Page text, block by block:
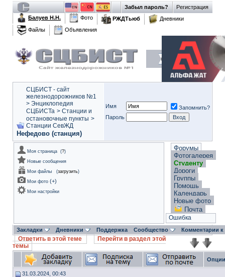
Регистрация
Забыл пароль?
Балуев Н.Н.
Фото РЖДТьюб
Дневники
Файлы
Объявления
СЦБИСТ - сайт
железнодорожников №1
> Энциклопедия
СЦБИСТа > Станции и
остановочные пункты >
Станции СевЖД
Нефедово (станция)
Имя
Запомнить?
Пароль
Моя страница (?)
Новые сообщения
Мои файлы
(загрузить)
Мои фото (+)
Мои настройки
Форумы
Фотогалерея
Студенту
Дороги
Группы
Помощь
Календарь
Новые фото
Почта
Ошибка
Закладки Дневники Поддержка Сообщество Комментарии
Ответить в этой теме
Перейти в раздел этой
темы
31.03.2024, 00:43